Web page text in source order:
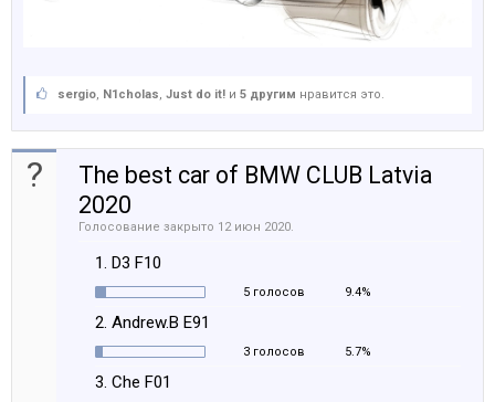
sergio, N1cholas, Just do it! и 5 другим нравится это.
?
The best car of BMW CLUB Latvia
2020
Голосование закрыто 12 июн 2020.
1. D3 F10
5 голосов 9.4%
2. Andrew.B E91
3 голосов 5.7%
3. Che F01